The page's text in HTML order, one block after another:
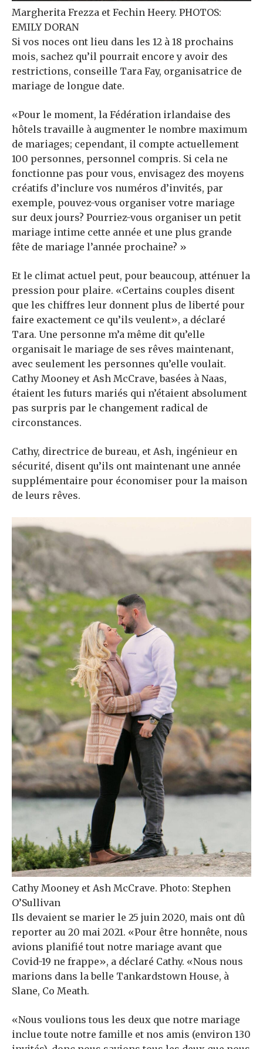
Margherita Frezza et Fechin Heery. PHOTOS:
EMILY DORAN
Si vos noces ont lieu dans les 12 à 18 prochains
mois, sachez qu’il pourrait encore y avoir des
restrictions, conseille Tara Fay, organisatrice de
mariage de longue date.
«Pour le moment, la Fédération irlandaise des
hôtels travaille à augmenter le nombre maximum
de mariages; cependant, il compte actuellement
100 personnes, personnel compris. Si cela ne
fonctionne pas pour vous, envisagez des moyens
créatifs d’inclure vos numéros d’invités, par
exemple, pouvez-vous organiser votre mariage
sur deux jours? Pourriez-vous organiser un petit
mariage intime cette année et une plus grande
fête de mariage l’année prochaine? »
Et le climat actuel peut, pour beaucoup, atténuer la
pression pour plaire. «Certains couples disent
que les chiffres leur donnent plus de liberté pour
faire exactement ce qu’ils veulent», a déclaré
Tara. Une personne m’a même dit qu’elle
organisait le mariage de ses rêves maintenant,
avec seulement les personnes qu’elle voulait.
Cathy Mooney et Ash McCrave, basées à Naas,
étaient les futurs mariés qui n’étaient absolument
pas surpris par le changement radical de
circonstances.
Cathy, directrice de bureau, et Ash, ingénieur en
sécurité, disent qu’ils ont maintenant une année
supplémentaire pour économiser pour la maison
de leurs rêves.
Cathy Mooney et Ash McCrave. Photo: Stephen
O’Sullivan
Ils devaient se marier le 25 juin 2020, mais ont dû
reporter au 20 mai 2021. «Pour être honnête, nous
avions planifié tout notre mariage avant que
Covid-19 ne frappe», a déclaré Cathy. «Nous nous
marions dans la belle Tankardstown House, à
Slane, Co Meath.
«Nous voulions tous les deux que notre mariage
inclue toute notre famille et nos amis (environ 130